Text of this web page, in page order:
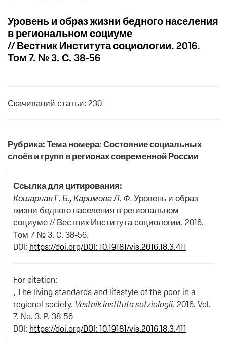
Уровень и образ жизни бедного населения
в региональном социуме
// Вестник Института социологии. 2016.
Том 7. № 3. С. 38-56
Скачиваний статьи: 230
Рубрика: Тема номера: Состояние социальных
слоёв и групп в регионах современной России
Ссылка для цитирования:
Кошарная Г. Б., Каримова Л. Ф.Уровень и образ
жизни бедного населения в региональном
социуме // Вестник Института социологии. 2016.
Том 7 № 3. C. 38-56.
DOI: https://doi.org/DOI: 10.19181/vis.2016.18.3.411
For citation:
, The living standards and lifestyle of the poor in a
regional society. Vestnik instituta sotziologii. 2016. Vol.
7. No. 3. P. 38-56
DOI: https://doi.org/DOI: 10.19181/vis.2016.18.3.411